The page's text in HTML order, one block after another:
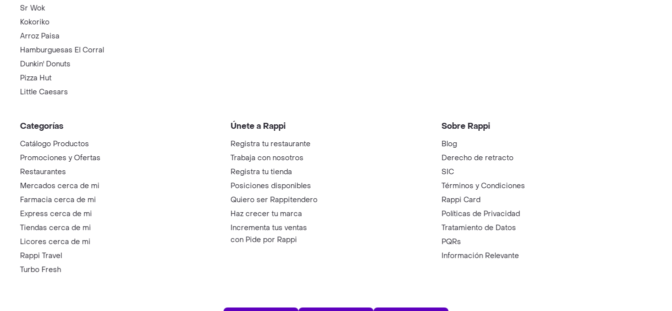
Sr Wok
Kokoriko
Arroz Paisa
Hamburguesas El Corral
Dunkin' Donuts
Pizza Hut
Little Caesars
Categorías
Catálogo Productos
Promociones y Ofertas
Restaurantes
Mercados cerca de mi
Farmacia cerca de mi
Express cerca de mi
Tiendas cerca de mi
Licores cerca de mi
Rappi Travel
Turbo Fresh
Únete a Rappi
Registra tu restaurante
Trabaja con nosotros
Registra tu tienda
Posiciones disponibles
Quiero ser Rappitendero
Haz crecer tu marca
Incrementa tus ventas
con Pide por Rappi
Sobre Rappi
Blog
Derecho de retracto
SIC
Términos y Condiciones
Rappi Card
Políticas de Privacidad
Tratamiento de Datos
PQRs
Información Relevante